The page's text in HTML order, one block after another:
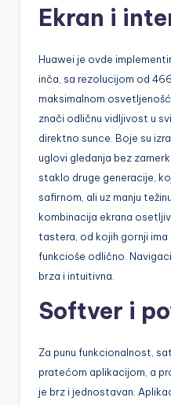
Ekran i
Huawei je ovde
inča, sa rezolucijom od
maksimalnom
znači odličnu vidljivost u
direktno sunce. Boje su
uglovi gledanja bez
staklo druge generacije,
safirnom, ali uz manju
kombinacija ekrana
tastera, od kojih gornji ima
funkcioše odlično.
brza i intuitivna.
Softver i
Za punu funkcionalnost,
pratećom aplikacijom, a
je brz i jednostavan.